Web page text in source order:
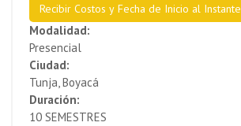
Recibir Costos y Fecha de Inicio al Instante
Modalidad:
Presencial
Ciudad:
Tunja, Boyacá
Duración:
10 SEMESTRES